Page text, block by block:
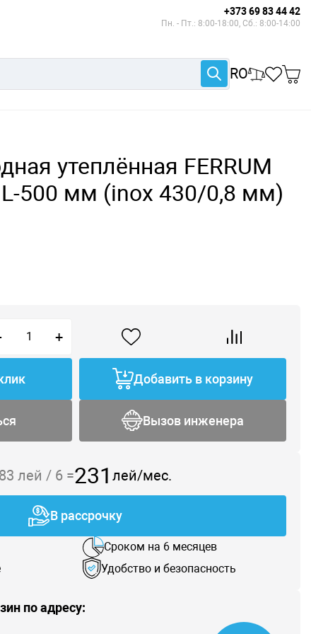
+373 69 83 44 42
Пн. - Пт.: 8:00-18:00, Сб.: 8:00-14:00
RO
утеплённая FERRUM
500 мм (inox 430/0,8 мм)
+
Добавить в корзину
Вызов инженера
лей / 6=231 лей/мес.
В рассрочку
Сроком на 6 месяцев
Удобство и безопасность
по адресу: